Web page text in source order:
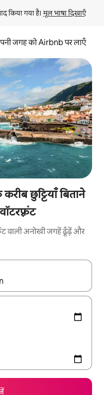
किया गया है। मूल भाषा दिखाएँ
जगह को Airbnb पर लाएँ
छुट्टियाँ बिताने
वाली अनोखी जगहें ढूँढ़ें और
'ऐरो की' का इस्तेमाल करके नेविगेट